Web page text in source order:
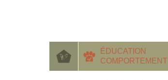
ÉDUCATION
COMPORTEMENT